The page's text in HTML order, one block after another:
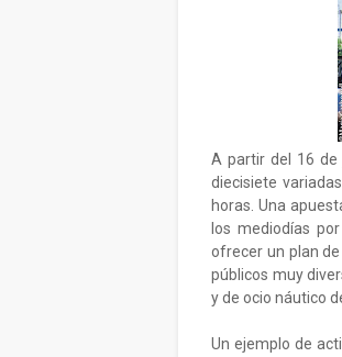
A partir del 16 de
diecisiete
horas. Una
los mediodías
ofrecer un plan
públicos muy
y de ocio náutico
Un ejemplo de